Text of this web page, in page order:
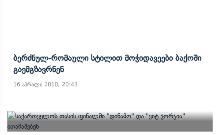
Ბერძნულ-Რომაული Სტილით Მოჭიდავეები Ბაქოში
Გაემგზავრნენ
16 აპრილი 2010, 20:43